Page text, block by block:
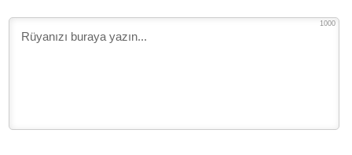
1000